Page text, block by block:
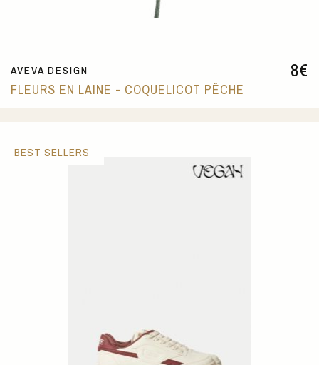
8€
AVEVA DESIGN
FLEURS EN LAINE - COQUELICOT PÊCHE
BEST SELLERS